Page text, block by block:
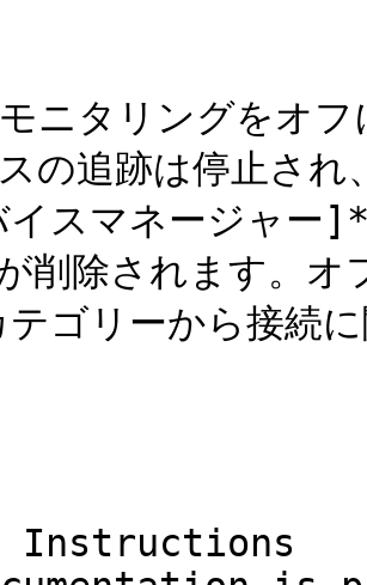
ニタリングをオ
の追跡は停止さ
スマネージャー
削除されます。
ゴリーから接続に
Instructions